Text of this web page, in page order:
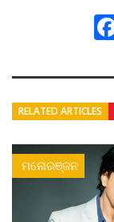
RELATED ARTICLES
ମନୋରଞ୍ଜନ